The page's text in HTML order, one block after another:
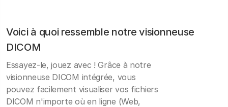
Voici à quoi ressemble notre visionneuse
DICOM
Essayez-le, jouez avec ! Grâce à notre
visionneuse DICOM intégrée, vous
pouvez facilement visualiser vos fichiers
DICOM n'importe où en ligne (Web,